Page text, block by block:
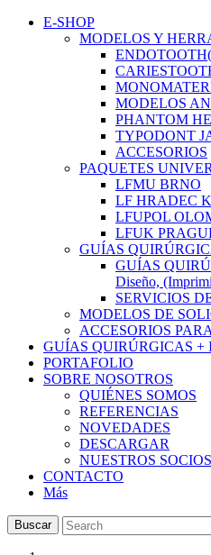
E-SHOP
MODELOS Y
ENDOTOOTH
MODELOS
PHANTOM
TYPODONT
ACCESORIOS
PAQUETES
LFMU BRNO
LF HRADEC
LFUPOL
LFUK
GUÍAS
GUÍAS
Diseño,
SERVICIOS
MODELOS DE
ACCESORIOS
GUÍAS QUIRÚRGICAS +
PORTAFOLIO
SOBRE NOSOTROS
QUIÉNES SOMOS
REFERENCIAS
NOVEDADES
DESCARGAR
NUESTROS SOCIOS
CONTACTO
Más
Buscar